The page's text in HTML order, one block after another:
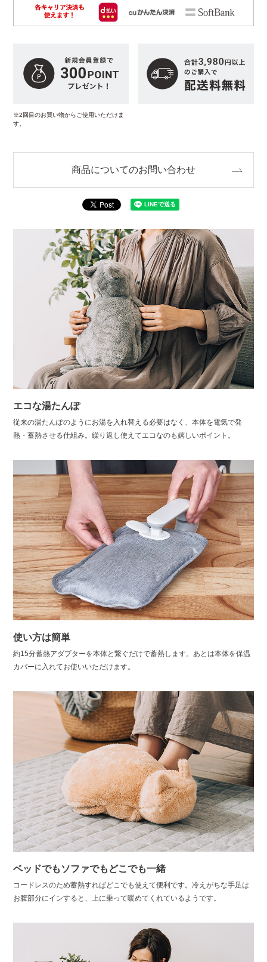
※2回目のお買い物からご使用いただけま
す。
商品についてのお問い合わせ
エコな湯たんぽ
従来の湯たんぽのようにお湯を入れ替える必要はなく、本体を電気で発
熱・蓄熱させる仕組み。繰り返し使えてエコなのも嬉しいポイント。
使い方は簡単
約15分蓄熱アダプターを本体と繋ぐだけで蓄熱します。あとは本体を保温
カバーに入れてお使いいただけます。
ベッドでもソファでもどこでも一緒
コードレスのため蓄熱すればどこでも使えて便利です。冷えがちな手足は
お腹部分にインすると、上に乗って暖めてくれているようです。